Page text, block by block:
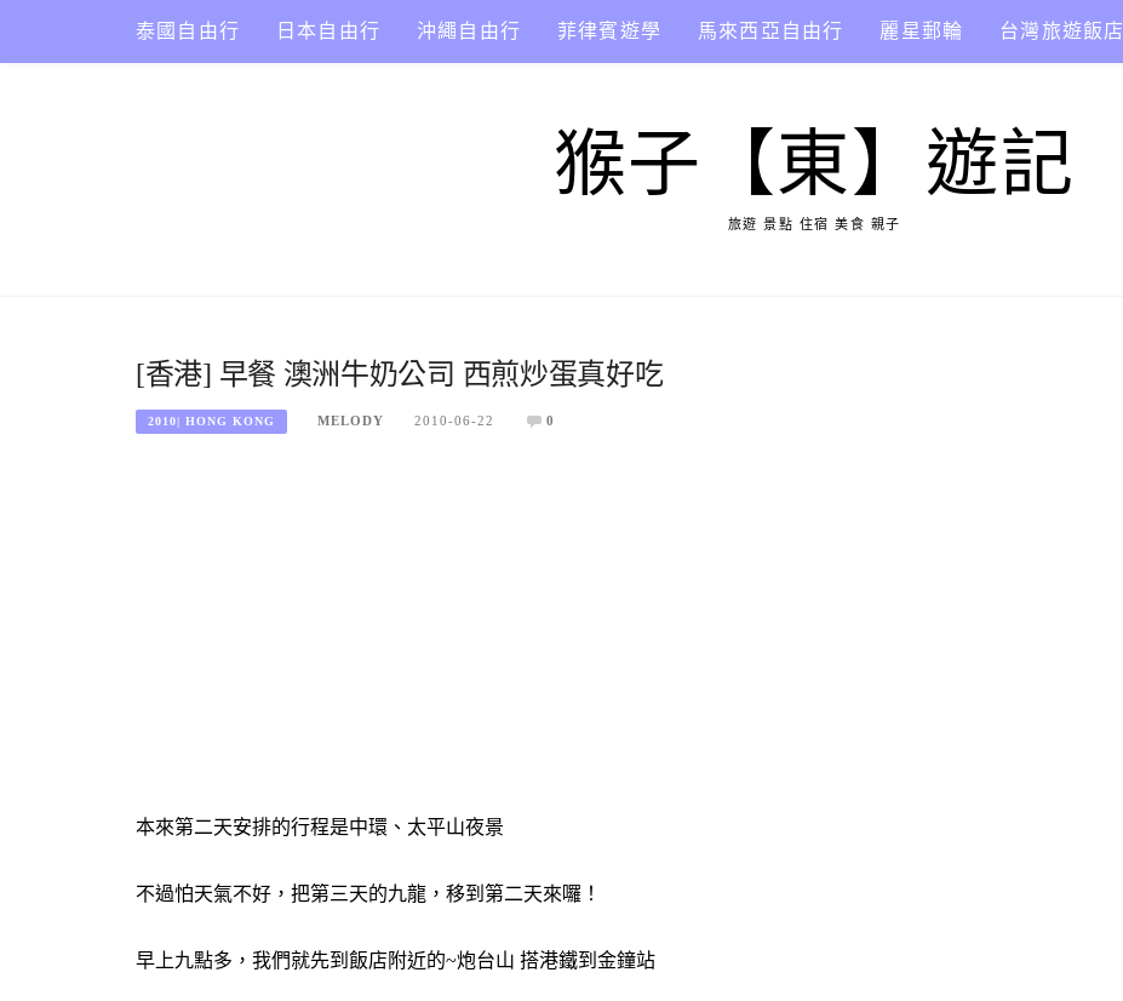
content
泰國自由行 日本自由行 沖繩自由行 菲律賓遊學 馬來西亞自由行 麗星郵輪 台灣旅遊飯店
猴子【東】遊記
旅遊 景點 住宿 美食 親子
[香港] 早餐 澳洲牛奶公司 西煎炒蛋真好吃
2010| HONG KONG MELODY 2010-06-22 0
本來第二天安排的行程是中環、太平山夜景
不過怕天氣不好，把第三天的九龍，移到第二天來囉！
早上九點多，我們就先到飯店附近的~炮台山 搭港鐵到金鐘站